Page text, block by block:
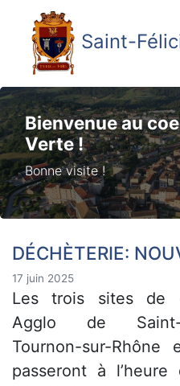
Saint-
Bienvenue au
Verte !
Bonne visite !
DÉCHÈTERIE:
17 juin 2025
Les trois sites de
Agglo de Saint-
Tournon-sur-Rhône
passeront à